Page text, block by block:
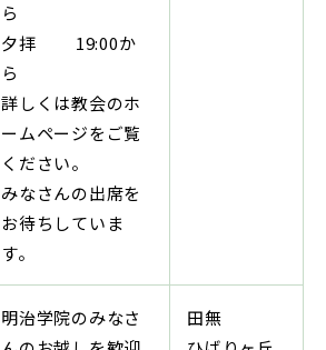
ら
夕拝 19:00か
ら
詳しくは教会のホ
ームページをご覧
ください。
みなさんの出席を
お待ちしていま
す。
明治学院のみなさ
田無